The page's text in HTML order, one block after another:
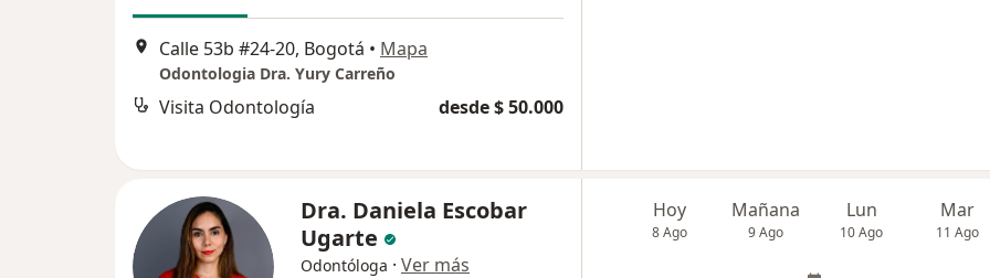
Calle 53b #24-20, Bogotá • Mapa
Odontologia Dra. Yury Carreño
Visita Odontología desde $ 50.000
Dra. Daniela Escobar
Ugarte
Odontóloga · Ver más
Hoy
8 Ago
Mañana
9 Ago
Lun
10 Ago
Mar
11 Ago